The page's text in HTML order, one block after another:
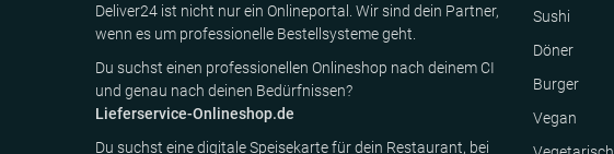
Deliver24 ist nicht nur ein Onlineportal. Wir sind dein Partner,
wenn es um professionelle Bestellsysteme geht.
Du suchst einen professionellen Onlineshop nach deinem CI
und genau nach deinen Bedürfnissen?
Lieferservice-Onlineshop.de
Du suchst eine digitale Speisekarte für dein Restaurant, bei
Sushi
Döner
Burger
Vegan